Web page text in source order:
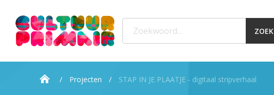
ZOEK
Projecten STAP IN JE PLAATJE - digitaal stripverhaal